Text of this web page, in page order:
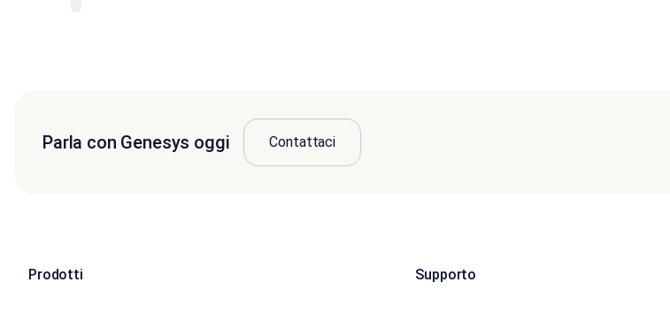
Parla con Genesys oggi Contattaci
Prodotti Supporto